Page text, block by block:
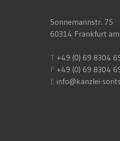
Sonnemannstr. 75
60314 Frankfurt am
T +49 (0) 69 8304
F +49 (0) 69 8304
E info@kanzlei-